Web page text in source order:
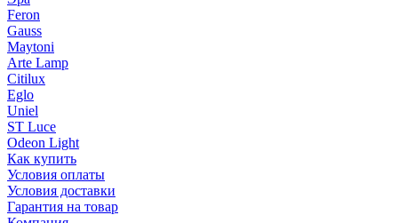
Feron
Gauss
Maytoni
Arte Lamp
Citilux
Eglo
Uniel
ST Luce
Odeon Light
Как купить
Условия оплаты
Условия доставки
Гарантия на товар